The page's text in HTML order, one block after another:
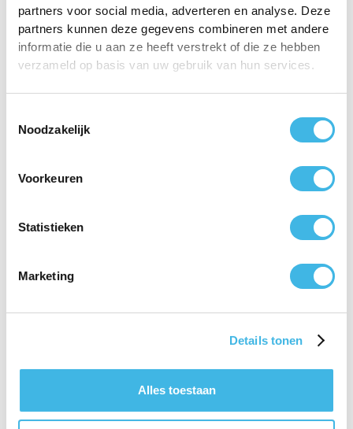
partners voor social media, adverteren en analyse. Deze
partners kunnen deze gegevens combineren met andere
informatie die u aan ze heeft verstrekt of die ze hebben
verzameld op basis van uw gebruik van hun services.
Noodzakelijk
Voorkeuren
Statistieken
Marketing
Details tonen
Alles toestaan
manuele therapie de juiste aanpak is, of dat het
verstandig is om eerst een huisarts naar uw
klachten te laten kijken.
Bij Fysio Alblasserdam richten wij ons op het
optimaliseren van uw fysieke prestaties,
golffysiotherapeut stelt een op maat gemaakt
plan samen, gericht op het behouden of
golf-specifiek te blijven bewegen, zodat u in het
Lees meer